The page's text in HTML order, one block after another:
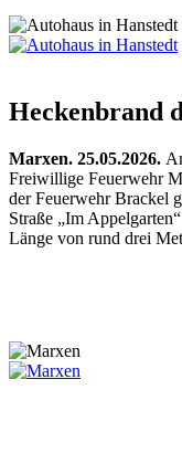
Heckenbrand
Marxen. 25.05.2026.
Freiwillige Feuerwehr
der Feuerwehr Brackel
Straße „Im
Länge von rund drei